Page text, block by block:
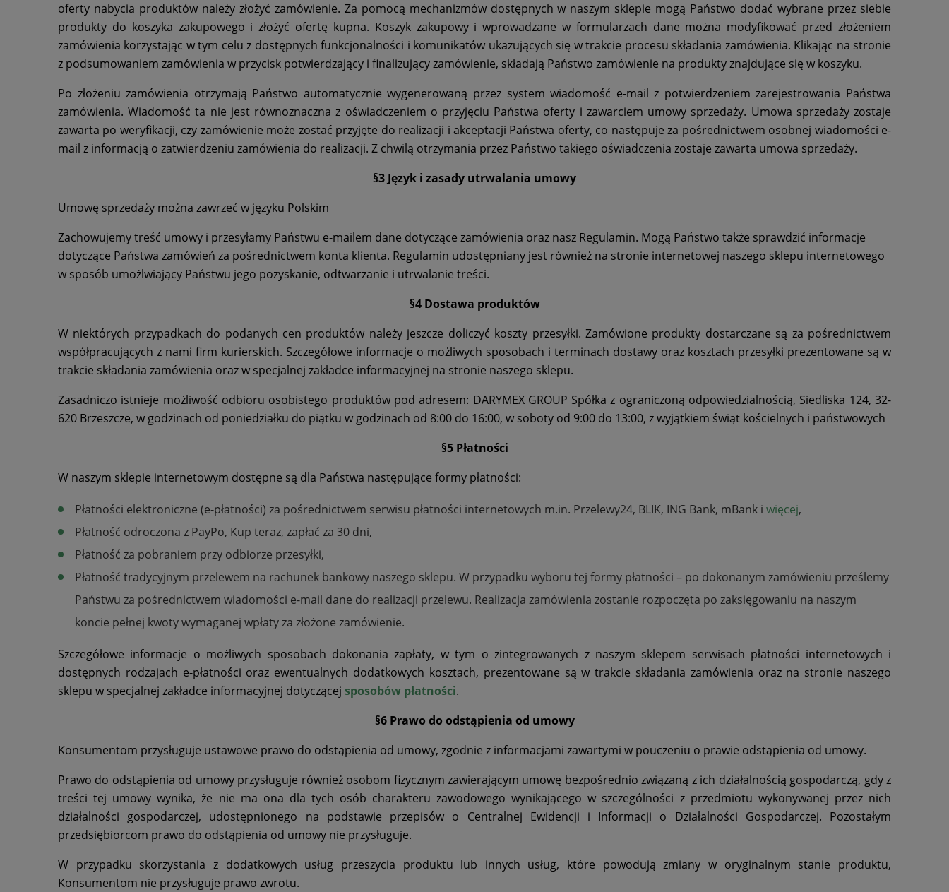
oferty nabycia produktów należy złożyć zamówienie. Za pomocą mechanizmów dostępnych w naszym sklepie mogą Państwo dodać wybrane przez siebie
produkty do koszyka zakupowego i złożyć ofertę kupna. Koszyk zakupowy i wprowadzane w formularzach dane można modyfikować przed złożeniem
zamówienia korzystając w tym celu z dostępnych funkcjonalności i komunikatów ukazujących się w trakcie procesu składania zamówienia. Klikając na stronie
z podsumowaniem zamówienia w przycisk potwierdzający i finalizujący zamówienie, składają Państwo zamówienie na produkty znajdujące się w koszyku.
Po złożeniu zamówienia otrzymają Państwo automatycznie wygenerowaną przez system wiadomość e-mail z potwierdzeniem zarejestrowania Państwa
zamówienia. Wiadomość ta nie jest równoznaczna z oświadczeniem o przyjęciu Państwa oferty i zawarciem umowy sprzedaży. Umowa sprzedaży zostaje
zawarta po weryfikacji, czy zamówienie może zostać przyjęte do realizacji i akceptacji Państwa oferty, co następuje za pośrednictwem osobnej wiadomości e-
mail z informacją o zatwierdzeniu zamówienia do realizacji. Z chwilą otrzymania przez Państwo takiego oświadczenia zostaje zawarta umowa sprzedaży.
§3 Język i zasady utrwalania umowy
Umowę sprzedaży można zawrzeć w języku Polskim
Zachowujemy treść umowy i przesyłamy Państwu e-mailem dane dotyczące zamówienia oraz nasz Regulamin. Mogą Państwo także sprawdzić informacje
dotyczące Państwa zamówień za pośrednictwem konta klienta. Regulamin udostępniany jest również na stronie internetowej naszego sklepu internetowego
w sposób umożlwiający Państwu jego pozyskanie, odtwarzanie i utrwalanie treści.
§4 Dostawa produktów
W niektórych przypadkach do podanych cen produktów należy jeszcze doliczyć koszty przesyłki. Zamówione produkty dostarczane są za pośrednictwem
współpracujących z nami firm kurierskich. Szczegółowe informacje o możliwych sposobach i terminach dostawy oraz kosztach przesyłki prezentowane są w
trakcie składania zamówienia oraz w specjalnej zakładce informacyjnej na stronie naszego sklepu.
Zasadniczo istnieje możliwość odbioru osobistego produktów pod adresem: DARYMEX GROUP Spółka z ograniczoną odpowiedzialnością, Siedliska 124, 32-
620 Brzeszcze, w godzinach od poniedziałku do piątku w godzinach od 8:00 do 16:00, w soboty od 9:00 do 13:00, z wyjątkiem świąt kościelnych i państwowych
§5 Płatności
W naszym sklepie internetowym dostępne są dla Państwa następujące formy płatności:
Płatności elektroniczne (e-płatności) za pośrednictwem serwisu płatności internetowych m.in. Przelewy24, BLIK, ING Bank, mBank i więcej,
Płatność odroczona z PayPo, Kup teraz, zapłać za 30 dni,
Płatność za pobraniem przy odbiorze przesyłki,
Płatność tradycyjnym przelewem na rachunek bankowy naszego sklepu. W przypadku wyboru tej formy płatności – po dokonanym zamówieniu prześlemy
Państwu za pośrednictwem wiadomości e-mail dane do realizacji przelewu. Realizacja zamówienia zostanie rozpoczęta po zaksięgowaniu na naszym
koncie pełnej kwoty wymaganej wpłaty za złożone zamówienie.
Szczegółowe informacje o możliwych sposobach dokonania zapłaty, w tym o zintegrowanych z naszym sklepem serwisach płatności internetowych i
dostępnych rodzajach e-płatności oraz ewentualnych dodatkowych kosztach, prezentowane są w trakcie składania zamówienia oraz na stronie naszego
sklepu w specjalnej zakładce informacyjnej dotyczącej sposobów płatności.
§6 Prawo do odstąpienia od umowy
Konsumentom przysługuje ustawowe prawo do odstąpienia od umowy, zgodnie z informacjami zawartymi w pouczeniu o prawie odstąpienia od umowy.
Prawo do odstąpienia od umowy przysługuje również osobom fizycznym zawierającym umowę bezpośrednio związaną z ich działalnością gospodarczą, gdy z
treści tej umowy wynika, że nie ma ona dla tych osób charakteru zawodowego wynikającego w szczególności z przedmiotu wykonywanej przez nich
działalności gospodarczej, udostępnionego na podstawie przepisów o Centralnej Ewidencji i Informacji o Działalności Gospodarczej. Pozostałym
przedsiębiorcom prawo do odstąpienia od umowy nie przysługuje.
W przypadku skorzystania z dodatkowych usług przeszycia produktu lub innych usług, które powodują zmiany w oryginalnym stanie produktu,
Konsumentom nie przysługuje prawo zwrotu.